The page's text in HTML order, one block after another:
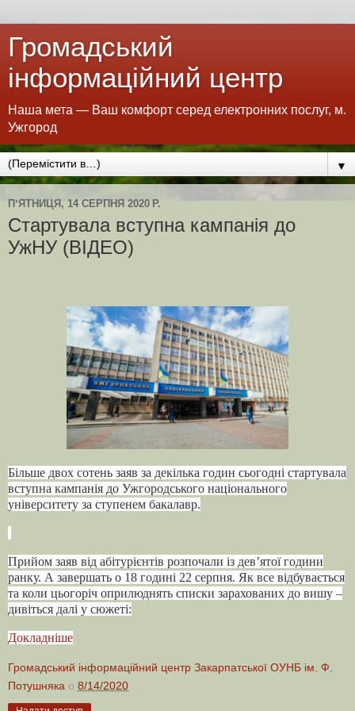
Громадський
інформаційний центр
Наша мета — Ваш комфорт серед електронних послуг, м.
Ужгород
▼
ПʼЯТНИЦЯ, 14 СЕРПНЯ 2020 Р.
Стартувала вступна кампанія до
УжНУ (ВІДЕО)
Більше двох сотень заяв за декілька годин сьогодні стартувала
вступна кампанія до Ужгородського національного
університету за ступенем бакалавр.
Прийом заяв від абітурієнтів розпочали із дев’ятої години
ранку. А завершать о 18 годині 22 серпня. Як все відбувається
та коли цьогоріч оприлюднять списки зарахованих до вишу –
дивіться далі у сюжеті:
Докладніше
Громадський інформаційний центр Закарпатської ОУНБ ім. Ф.
Потушняка о 8/14/2020